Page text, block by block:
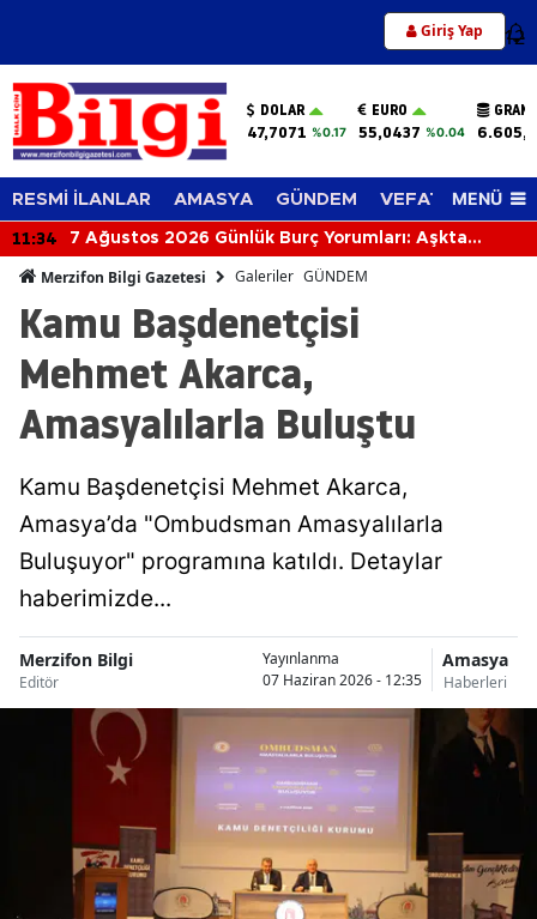
Giriş Yap 12
DOLAR
47,7071 %0.17
EURO
55,0437 %0.04
RESMİ İLANLAR AMASYA GÜNDEM VEFAT EDENLER
MENÜ
11:34
7 Ağustos 2026 Günlük Burç Yorumları: Aşkta
Merzifon Bilgi Gazetesi Galeriler GÜNDEM
Kamu Başdenetçisi
Mehmet Akarca,
Amasyalılarla Buluştu
Kamu Başdenetçisi Mehmet Akarca,
Amasya’da "Ombudsman Amasyalılarla
Buluşuyor" programına katıldı. Detaylar
haberimizde...
Merzifon Bilgi
Editör
Yayınlanma
07 Haziran 2026 - 12:35
Amasya
Haberleri